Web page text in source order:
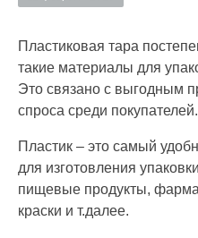
Пластиковая тара
такие материалы для
Это связано с выгодным
спроса среди покупателей.
Пластик – это самый
для изготовления
пищевые продукты,
краски и т.далее.